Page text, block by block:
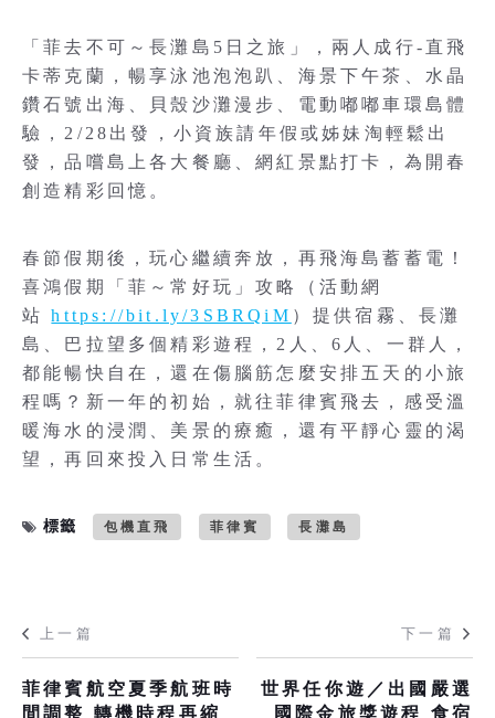
「菲去不可～長灘島5日之旅」，兩人成行-直飛
卡蒂克蘭，暢享泳池泡泡趴、海景下午茶、水晶
鑽石號出海、貝殼沙灘漫步、電動嘟嘟車環島體
驗，2/28出發，小資族請年假或姊妹淘輕鬆出
發，品嚐島上各大餐廳、網紅景點打卡，為開春
創造精彩回憶。
春節假期後，玩心繼續奔放，再飛海島蓄蓄電！
喜鴻假期「菲～常好玩」攻略（活動網
站https://bit.ly/3SBRQiM ）提供宿霧、長灘
島、巴拉望多個精彩遊程，2人、6人、一群人，
都能暢快自在，還在傷腦筋怎麼安排五天的小旅
程嗎？新一年的初始，就往菲律賓飛去，感受溫
暖海水的浸潤、美景的療癒，還有平靜心靈的渴
望，再回來投入日常生活。
標籤 包機直飛 菲律賓 長灘島
上一篇
菲律賓航空夏季航班時
間調整 轉機時程再縮
下一篇
世界任你遊／出國嚴選
國際金旅獎遊程 食宿